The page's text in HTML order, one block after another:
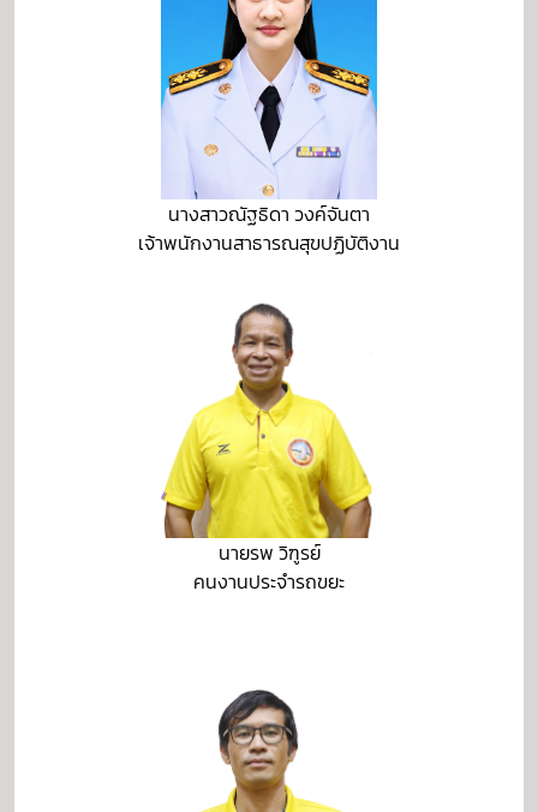
นางสาวณัฐธิดา วงค์จันตา
เจ้าพนักงานสาธารณสุขปฏิบัติงาน
นายรพ วิฑูรย์
คนงานประจำรถขยะ